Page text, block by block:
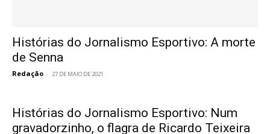
Histórias do Jornalismo Esportivo: A morte
de Senna
Redação - 27 DE MAIO DE 2021
Histórias do Jornalismo Esportivo: Num
gravadorzinho, o flagra de Ricardo Teixeira